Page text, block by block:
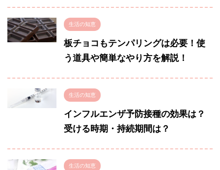
生活の知恵
板チョコもテンパリングは必要！使
う道具や簡単なやり方を解説！
生活の知恵
インフルエンザ予防接種の効果は？
受ける時期・持続期間は？
生活の知恵